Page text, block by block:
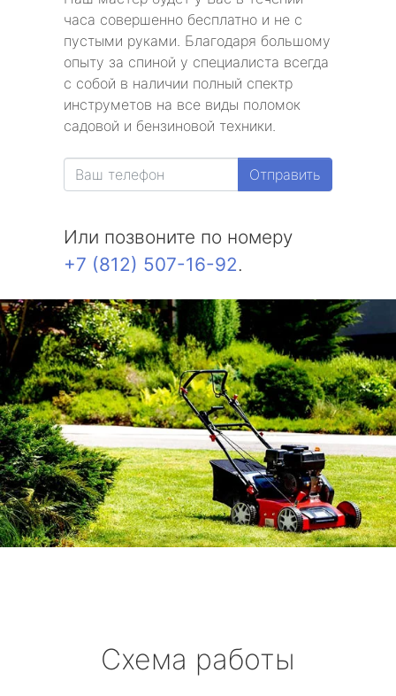
часа совершенно бесплатно и не с
пустыми руками. Благодаря большому
опыту за спиной у специалиста всегда
с собой в наличии полный спектр
инструметов на все виды поломок
садовой и бензиновой техники.
Отправить
Или позвоните по номеру
+7 (812) 507-16-92.
Схема работы